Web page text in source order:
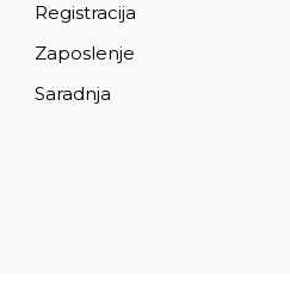
Registracija
Zaposlenje
Saradnja